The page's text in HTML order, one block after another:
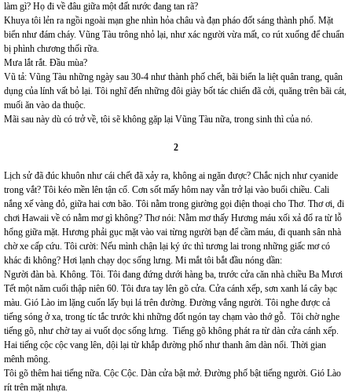
làm gì? Họ đi về đâu giữa một đất nước đang tan rã?
Khuya tôi lẻn ra ngồi ngoài mạn ghe nhìn hỏa châu và đạn pháo đốt sáng thành phố. Mặt
biển như đám cháy. Vũng Tàu trông nhỏ lại, như xác người vừa mất, co rút xuống để chuẩn
bị phình chương thối rữa.
Mưa lắt rắt. Đầu mùa?
Vũ tả: Vũng Tàu những ngày sau 30-4 như thành phố chết, bãi biển la liệt quân trang, quân
dụng của lính vất bỏ lại. Tôi nghĩ đến những đôi giày bốt tác chiến đã cởi, quăng trên bãi cát,
muối ăn vào da thuộc.
Mãi sau này dù có trở về, tôi sẽ không gặp lại Vũng Tàu nữa, trong sinh thì của nó.
2
Lịch sử đã đúc khuôn như cái chết đã xảy ra, không ai ngăn được? Chắc nịch như cyanide
trong vắt? Tôi kéo mền lên tận cổ. Cơn sốt mấy hôm nay vẫn trở lại vào buổi chiều. Cali
nắng xế vàng đỏ, giữa hai cơn bão. Tôi nằm trong giường gọi điện thoại cho Thơ. Thơ ơi, đi
chơi Hawaii về có nằm mơ gì không? Thơ nói: Nằm mơ thấy Hương máu xối xả đổ ra từ lỗ
hổng giữa mặt. Hương phải gục mặt vào vai từng người bạn để cầm máu, đi quanh sân nhà
chờ xe cấp cứu. Tôi cười: Nếu mình chận lại ký ức thì tương lai trong những giấc mơ có
khác đi không? Hơi lạnh chạy dọc sống lưng. Mi mắt tôi bắt đầu nóng dần:
Người đàn bà. Không. Tôi. Tôi đang đứng dưới hàng ba, trước cửa căn nhà chiều Ba Mươi
Tết một năm cuối thập niên 60. Tôi đưa tay lên gõ cửa. Cửa cánh xếp, sơn xanh lá cây bạc
màu. Gió Lào im lặng cuốn lấy bụi lá trên đường. Đường vắng người. Tôi nghe được cả
tiếng sóng ở xa, trong tíc tắc trước khi những đốt ngón tay chạm vào thớ gỗ. Tôi chờ nghe
tiếng gõ, như chờ tay ai vuốt dọc sống lưng. Tiếng gõ không phát ra từ dàn cửa cánh xếp.
Hai tiếng cộc cộc vang lên, dội lại từ khắp đường phố như thanh âm dàn nổi. Thời gian
mênh mông.
Tôi gõ thêm hai tiếng nữa. Cộc Cộc. Dàn cửa bật mở. Đường phố bật tiếng người. Gió Lào
rít trên mặt nhựa.